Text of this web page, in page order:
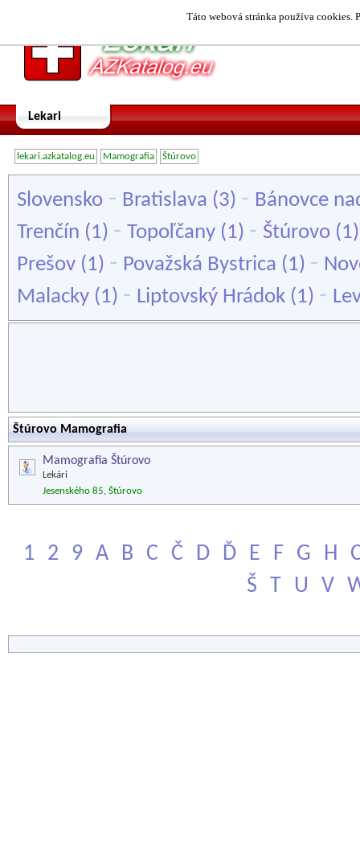
Táto webová stránka používa cookies.
Lekari
lekari.azkatalog.eu Mamografia Štúrovo
Slovensko - Bratislava (3) - Bánovce
Trenčín (1) - Topoľčany (1) - Štúrovo
Prešov (1) - Považská Bystrica (1) -
Malacky (1) - Liptovský Hrádok (1) -
Štúrovo Mamografia
Mamografia Štúrovo
Lekári
Jesenského 85, Štúrovo
1 2 9 A B C Č D Ď E F G H
Š
T U V